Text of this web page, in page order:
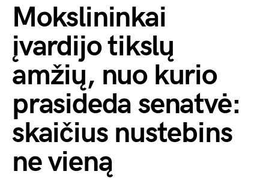
Mokslininkai
įvardijo tikslų
amžių, nuo kurio
prasideda senatvė:
skaičius nustebins
ne vieną